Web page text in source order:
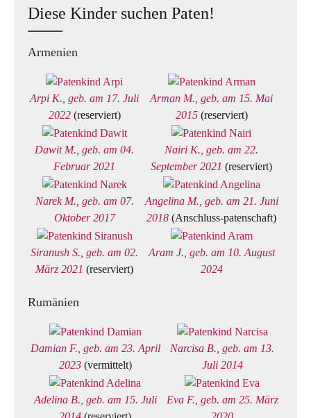
Diese Kinder suchen Paten!
Armenien
Arpi K., geb. am 17. Juli
2022(reserviert)
Arman M., geb. am 15. Mai
2015(reserviert)
Dawit M., geb. am 04.
Februar 2021
Nairi K., geb. am 22.
September 2021 (reserviert)
Narek M., geb. am 07.
Oktober 2017
Angelina M., geb. am 21. Juni
2018 (Anschluss-patenschaft)
Siranush S., geb. am 02.
März 2021 (reserviert)
Aram J., geb. am 10. August
2024
Rumänien
Damian F., geb. am 23. April
2023(vermittelt)
Narcisa B., geb. am 13.
Juli 2014
Adelina B., geb. am 15. Juli
Eva F., geb. am 25. März